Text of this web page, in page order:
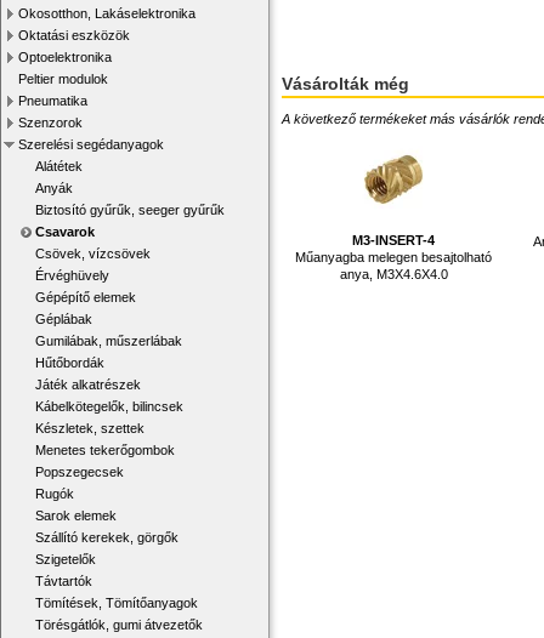
Okosotthon, Lakáselektronika
Oktatási eszközök
Optoelektronika
Peltier modulok
Pneumatika
Szenzorok
Szerelési segédanyagok
Alátétek
Anyák
Biztosító gyűrűk, seeger gyűrűk
Csavarok
Csövek, vízcsövek
Érvéghüvely
Gépépítő elemek
Géplábak
Gumilábak, műszerlábak
Hűtőbordák
Játék alkatrészek
Kábelkötegelők, bilincsek
Készletek, szettek
Menetes tekerőgombok
Popszegecsek
Rugók
Sarok elemek
Szállító kerekek, görgők
Szigetelők
Távtartók
Tömítések, Tömítőanyagok
Törésgátlók, gumi átvezetők
Vásárolták még
A következő termékeket más vásárlók
M3-INSERT-4
Műanyagba melegen besajtolható
anya, M3X4.6X4.0